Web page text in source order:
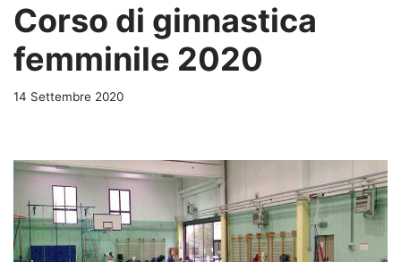
Corso di ginnastica
femminile 2020
14 Settembre 2020